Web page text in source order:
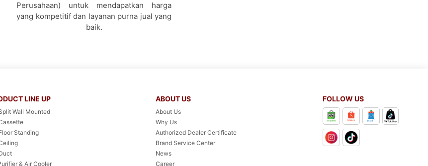
Perusahaan) untuk mendapatkan harga
yang kompetitif dan layanan purna jual yang
baik.
LINE UP
Wall Mounted
Standing
& Air Cooler
ABOUT US
About Us
Why Us
Authorized Dealer Certificate
Brand Service Center
News
Career
FOLLOW US